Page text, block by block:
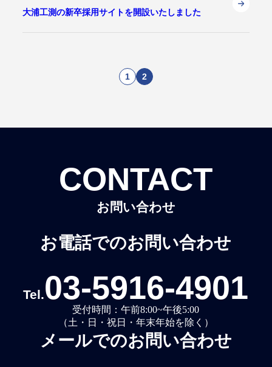
大浦工測の新卒採用サイトを開設いたしました
1 2
CONTACT
お問い合わせ
お電話でのお問い合わせ
Tel.03-5916-4901
受付時間：午前8:00~午後5:00
（土・日・祝日・年末年始を除く）
メールでのお問い合わせ